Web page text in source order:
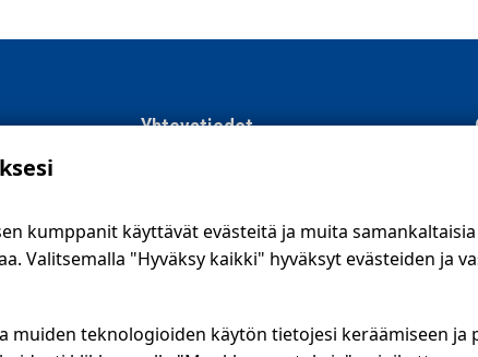
Yhteystiedot
09 561 56 400
info@ssm.fi
Ilmoituskanava
kumppanit käyttävät evästeitä ja muita
Valitsemalla "Hyväksy kaikki" hyväksyt evästeiden ja
muiden teknologioiden käytön tietojesi keräämiseen